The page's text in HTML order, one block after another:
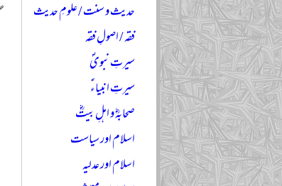
حدیث و سنت / علومِ حدیث
فقہ / اصولِ فقہ
سیرتِ نبویؐ
سیرتِ انبیاءؑ
صحابہؓ و اہلِ بیتؓ
اسلام اور سیاست
اسلام اور عدلیہ